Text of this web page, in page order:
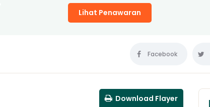
Lihat Penawaran
Facebook
Download Flayer